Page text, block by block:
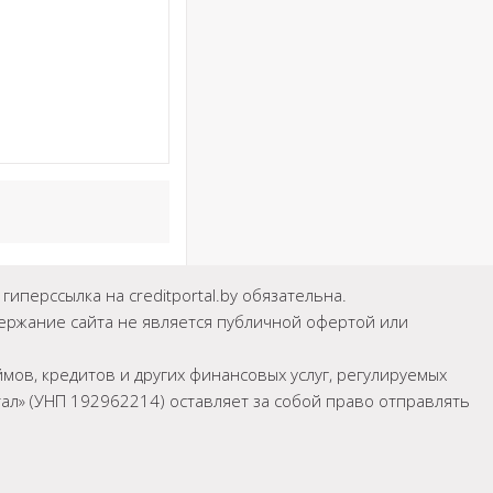
на creditportal.by обязательна.
сайта не является публичной офертой или
кредитов и других финансовых услуг, регулируемых
(УНП 192962214) оставляет за собой право отправлять